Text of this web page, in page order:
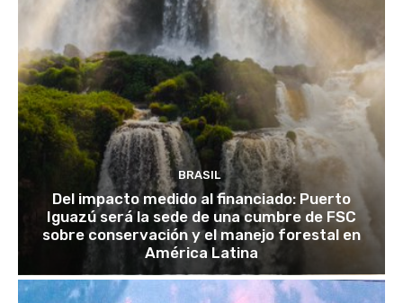
BRASIL
Del impacto medido al financiado: Puerto
Iguazú será la sede de una cumbre de FSC
sobre conservación y el manejo forestal en
América Latina